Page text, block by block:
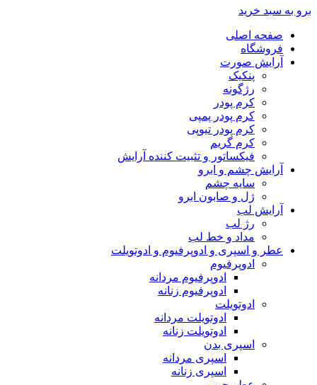
برو به سبد خرید
صفحه اصلی
فروشگاه
آرایش صورت
پنکیک
رژگونه
کرم پودر
کرم پودر پمپی
کرم پودر تیوپی
کرم گریم
فیکساتور و تثبیت کننده آرایش
آرایش چشم و ابرو
سایه چشم
ژل و صابون ابرو
آرایش لب
رژ لب
مداد و خط لب
عطر و اسپری و ادوپرفیوم و ادوتویلت
ادوپرفیوم
ادوپرفیوم مردانه
ادوپرفیوم زنانه
ادوتویلت
ادوتویلت مردانه
ادوتویلت زنانه
اسپری بدن
اسپری مردانه
اسپری زنانه